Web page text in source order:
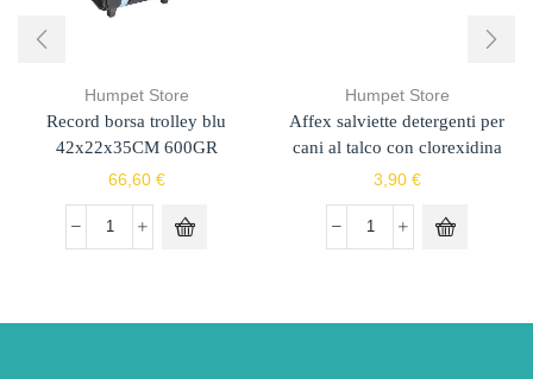
Humpet Store
Record borsa trolley blu
42x22x35CM 600GR
66,60 €
Humpet Store
Affex salviette detergenti per
cani al talco con clorexidina
3,90 €